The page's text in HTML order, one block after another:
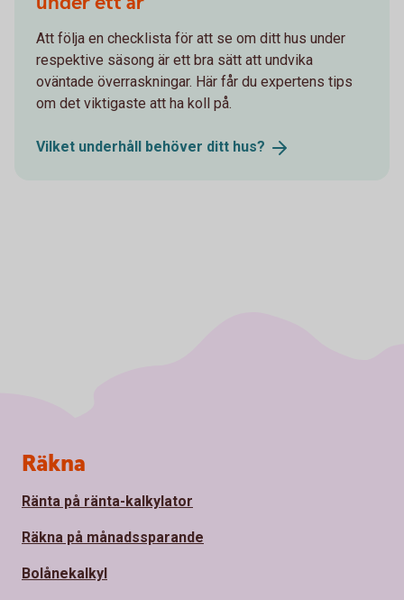
Att följa en checklista för att se om ditt hus under
respektive säsong är ett bra sätt att undvika
oväntade överraskningar. Här får du expertens tips
om det viktigaste att ha koll på.
Vilket underhåll behöver ditt hus?
Sidfot
Räkna
Ränta på ränta-kalkylator
Räkna på månadssparande
Bolånekalkyl